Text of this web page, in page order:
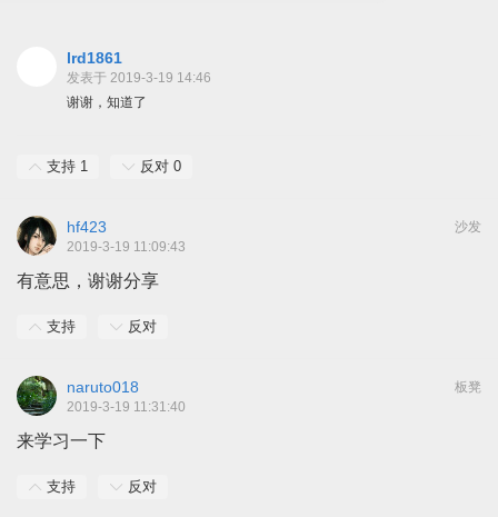
lrd1861
发表于 2019-3-19 14:46
谢谢，知道了
支持 1 反对 0
沙发
hf423
2019-3-19 11:09:43
有意思，谢谢分享
支持 反对
板凳
naruto018
2019-3-19 11:31:40
来学习一下
支持 反对